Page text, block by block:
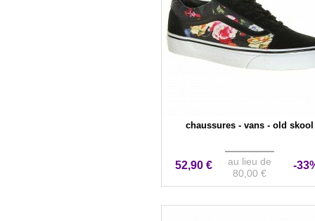
chaussures - vans - old skool
52,90 €
au lieu de
80,00 €
-